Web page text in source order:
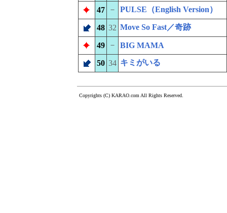
47 － PULSE（English Version）
48 32 Move So Fast／奇跡
49 － BIG MAMA
50 34 キミがいる
Copyrights (C) KARAO.com All Rights Reserved.